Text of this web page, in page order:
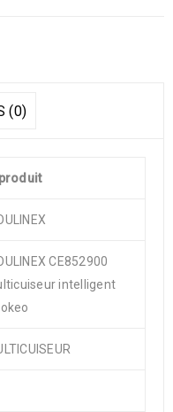
(0)
CE852900
intelligent